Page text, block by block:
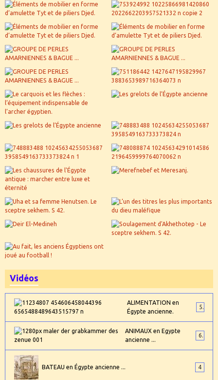
Vidéos
ALIMENTATION en
Égypte ancienne.
5
ANIMAUX en Egypte
ancienne ...
6
BATEAU en Égypte ancienne ... 4